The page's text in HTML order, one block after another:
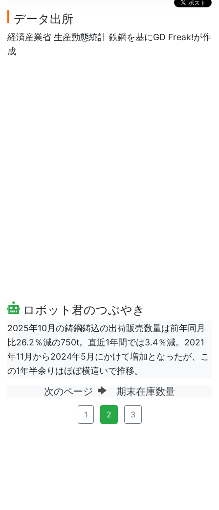
データ出所
経済産業省 生産動態統計 鉄鋼を基にGD Freak!が作
成
ロボット君のつぶやき
2025年10月の鋳鋼鋳込の出荷販売数量は前年同月
比26.2％減の750t。直近1年間では3.4％減。2021
年11月から2024年5月にかけて増加となったが、こ
の1年半余りはほぼ横這いで推移。
次のページ 期末在庫数量
1 2 3